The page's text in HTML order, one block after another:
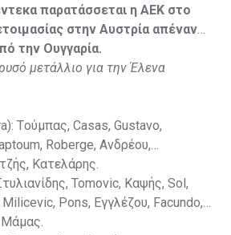
Cipetic, Kovasic, Jovicic, Szeles,
Mesanovic.
παρατάσσεται η ΑΕΚ στο
στην Αυστρία απέναντι
την Ουγγαρία.
μετάλλιο για την Έλενα
Tούμπας, Casas, Gustavo,
Roberge, Aνδρέου,
Κατελάρης.
Tomovic, Καψής, Sol,
Pons, Εγγλέζου, Facundo,
Μάμας.